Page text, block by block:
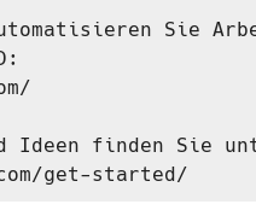
Sie
Ideen finden Sie
get-started/